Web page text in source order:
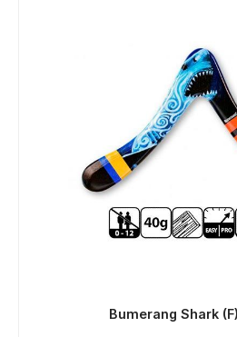
Bumerang Shark